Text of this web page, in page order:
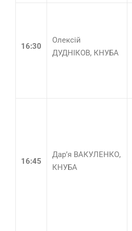
16:30
Олексій
ДУДНІКОВ, КНУБА
16:45
Дар’я ВАКУЛЕНКО,
КНУБА